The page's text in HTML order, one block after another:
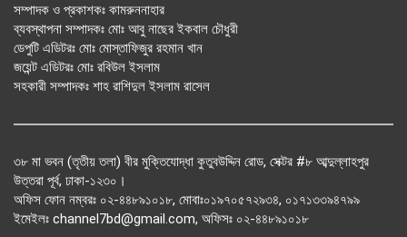
সম্পাদক ও প্রকাশকঃ কামরুননাহার
ব্যবস্থাপনা সম্পাদকঃ মোঃ আবু নাছের ইকবাল চৌধুরী
ডেপুটি এডিটরঃ মোঃ মোস্তাফিজুর রহমান খান
জয়েন্ট এডিটরঃ মোঃ রবিউল ইসলাম
সহকারী সম্পাদকঃ শাহ রাশিদুল ইসলাম রাসেল
৩৮ মা ভবন (তৃতীয় তলা) বীর মুক্তিযোদ্ধা কুতুবউদ্দিন রোড, সেক্টর #৮ আব্দুল্লাহপুর
উত্তরা পূর্ব, ঢাকা-১২৩০।
অফিস ফোন নম্বরঃ ০২-৪৪৮৯১০১৮, মোবাঃ০১৯৭০৫৭২৯৩৪, ০১৭১৩৩৯৪৭৯৯
ইমেইলঃ channel7bd@gmail.com, অফিসঃ ০২-৪৪৮৯১০১৮